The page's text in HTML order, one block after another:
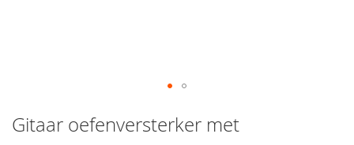
Gitaar oefenversterker met
to
the